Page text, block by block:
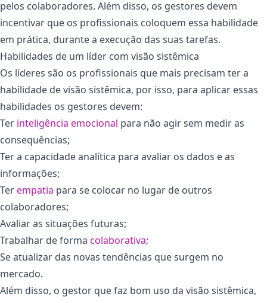
pelos colaboradores. Além disso, os gestores devem
incentivar que os profissionais coloquem essa habilidade
em prática, durante a execução das suas tarefas.
Habilidades de um líder com visão sistêmica
Os líderes são os profissionais que mais precisam ter a
habilidade de visão sistêmica, por isso, para aplicar essas
habilidades os gestores devem:
Ter inteligência emocional para não agir sem medir as
consequências;
Ter a capacidade analítica para avaliar os dados e as
informações;
Terempatia para se colocar no lugar de outros
colaboradores;
Avaliar as situações futuras;
Trabalhar de forma colaborativa;
Se atualizar das novas tendências que surgem no
mercado.
Além disso, o gestor que faz bom uso da visão sistêmica,